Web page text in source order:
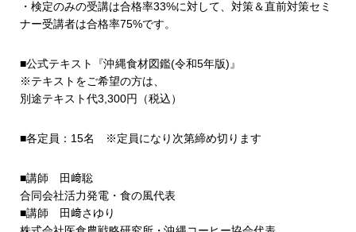
・検定のみの受講は合格率33%に対して、対策＆直前対策セミ
ナー受講者は合格率75%です。
■公式テキスト『沖縄食材図鑑(令和5年版)』
※テキストをご希望の方は、
別途テキスト代3,300円（税込）
■各定員：15名 ※定員になり次第締め切ります
■講師 田﨑聡
合同会社活力発電・食の風代表
■講師 田﨑さゆり